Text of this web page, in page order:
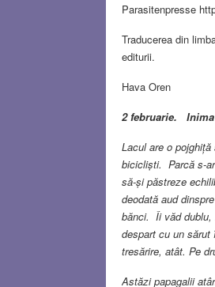
Parasitenpresse
Traducerea din
editurii.
Hava Oren
2 februarie. Inima
Lacul are o
bicicliști. Parcă s-
să-și păstreze
deodată aud
bănci. Îi văd dublu,
despart cu un
tresărire, atât. Pe
Astăzi papagalii